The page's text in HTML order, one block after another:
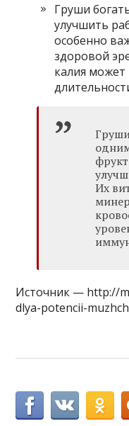
Груши
улучшить
особенно
здоровой
калия
Их
Источник — http://
dlya-potencii-